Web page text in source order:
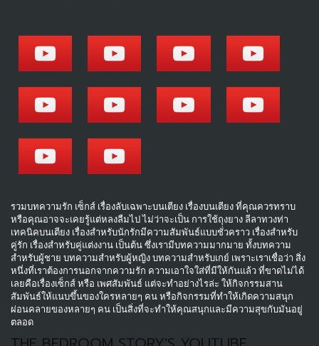
รวมบทความรัก เซ็กส์ เรื่องลับเฉพาะบนเตียง เรื่องบนเตียง ที่คุณควรทราบ
หรือคุณอาจจะเคยรู้แต่หลงลืมไป ไม่ว่าจะเป็น การใช้ถุงยาง ลีลาทวงท่า
เทคนิคบนเตียง เรื่องสำหรับนักรักมีความสัมพันธ์แบบชั่วคราว เรื่องสำหรับ
คู่รัก เรื่องสำหรับคู่แต่งงาน เป็นต้น ซึ่งเรามีบทความมากมาย ทั้งบทความ
สำหรับผู้ชาย บทความสำหรับผู้หญิง บทความสำหรับเกย์ เพราะเราเชื่อว่า สิ่ง
หนึ่งที่เราต้องการนอกจากความรัก ความเอาใจใส่ที่มีให้กันแล้ว ที่ขาดไม่ได้
เลยคือเรื่องเซ็กส์ หรือ เพศสัมพันธ์ แต่จะทำอย่างไรล่ะ ให้กิจกรรมสาน
สัมพันธ์ให้แนบขึ้นของใครหลายๆ คน หรือกิจกรรมที่ทำให้เกิดความสนุก
ผ่อนคลายของหลายๆ คน เป็นสิ่งที่จะทำให้คุณสนุกและมีความสุขกับมันอยู่
ตลอด